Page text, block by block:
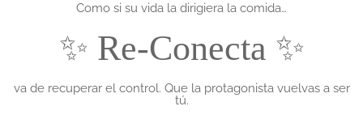
Como si su vida la dirigiera la comida…
✨ Re‑Conecta ✨​
va de recuperar el control. Que la protagonista vuelvas a ser
tú.